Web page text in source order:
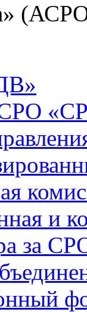
и
за